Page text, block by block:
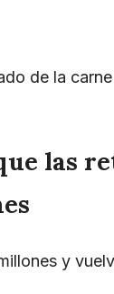
las
y